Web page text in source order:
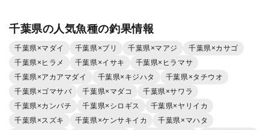
千葉県の人気魚種の釣果情報
千葉県×マダイ 千葉県×ブリ 千葉県×マアジ
千葉県×カサゴ
千葉県×ヒラメ
千葉県×イサキ
千葉県×ヒラマサ
千葉県×アカアマダイ
千葉県×キジハタ
千葉県×タチウオ
千葉県×ゴマサバ
千葉県×マダコ
千葉県×サワラ
千葉県×カンパチ
千葉県×シロギス
千葉県×ヤリイカ
千葉県×スズキ
千葉県×ケンサキイカ
千葉県×マハタ